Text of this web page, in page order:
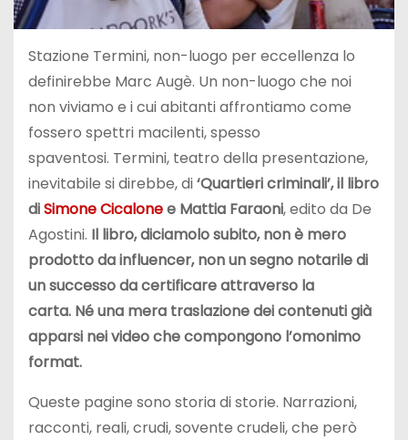
Stazione Termini, non-luogo per eccellenza lo
definirebbe Marc Augè. Un non-luogo che noi
non viviamo e i cui abitanti affrontiamo come
fossero spettri macilenti, spesso
spaventosi. Termini, teatro della presentazione,
inevitabile si direbbe, di‘Quartieri criminali’, il libro
diSimone Cicalonee Mattia Faraoni, edito da De
Agostini. Il libro, diciamolo subito, non è mero
prodotto da influencer, non un segno notarile di
un successo da certificare attraverso la
carta. Né una mera traslazione dei contenuti già
apparsi nei video che compongono l’omonimo
format.
Queste pagine sono storia di storie. Narrazioni,
racconti, reali, crudi, sovente crudeli, che però